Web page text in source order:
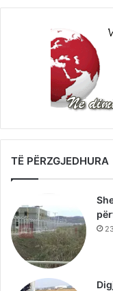
TË PËRZGJEDHURA